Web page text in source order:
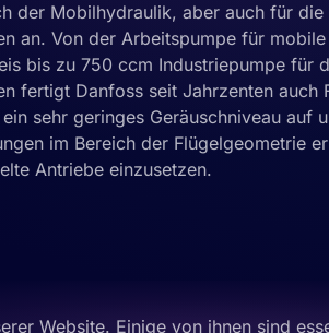
der Mobilhydraulik, aber auch für
an. Von der Arbeitspumpe für
bis zu 750 ccm Industriepumpe für
fertigt Danfoss seit Jahrzenten
sehr geringes Geräuschniveau auf
im Bereich der Flügelgeometrie
Antriebe einzusetzen.
Website. Einige von ihnen sind